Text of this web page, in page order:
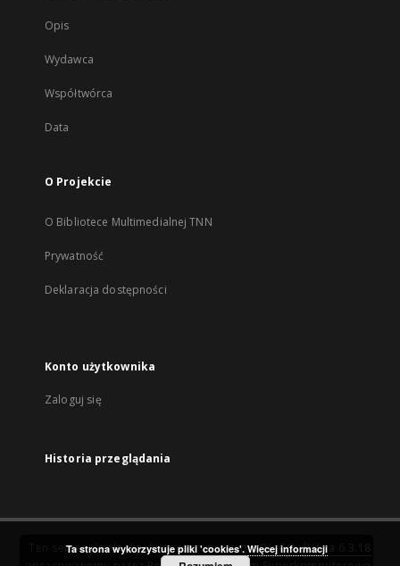
Opis
Wydawca
Współtwórca
Data
O Projekcie
O Bibliotece Multimedialnej TNN
Prywatność
Deklaracja dostępności
Konto użytkownika
Zaloguj się
Historia przeglądania
Ten serwis działa dzięki oprogramowaniuDInGO dLibra 6.3.18
Ta strona wykorzystuje pliki 'cookies'. Więcej informacji